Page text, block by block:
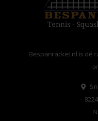
Bespanracket.nl is dé